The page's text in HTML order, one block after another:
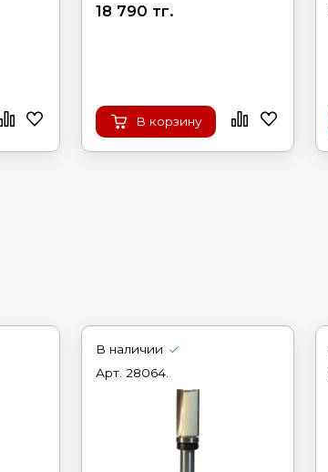
18 790 тг.
В корзину
В наличии
Арт. 28064.